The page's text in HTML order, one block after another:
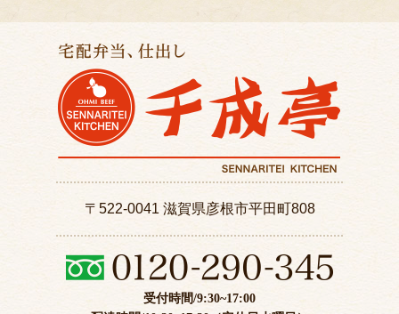
〒522-0041 滋賀県彦根市平田町808
受付時間/9:30~17:00